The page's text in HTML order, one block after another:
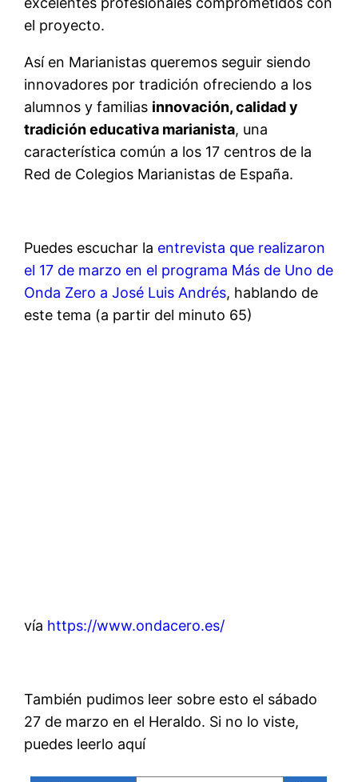
el proyecto.
Así en Marianistas queremos seguir siendo
innovadores por tradición ofreciendo a los
alumnos y familias innovación, calidad y
tradición educativa marianista, una
característica común a los 17 centros de la
Red de Colegios Marianistas de España.
Puedes escuchar la entrevista que realizaron
el 17 de marzo en el programa Más de Uno de
Onda Zero a José Luis Andrés, hablando de
este tema (a partir del minuto 65)
vía https://www.ondacero.es/
También pudimos leer sobre esto el sábado
27 de marzo en el Heraldo. Si no lo viste,
puedes leerlo aquí